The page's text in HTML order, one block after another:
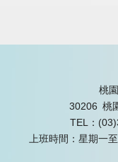
桃
30206 桃
TEL：
上班時間：星期一